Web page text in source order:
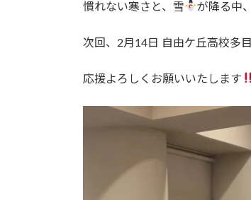
慣れない寒さと、雪 が降る中
次回、2月14日 自由ケ丘高校多
応援よろしくお願いいたします